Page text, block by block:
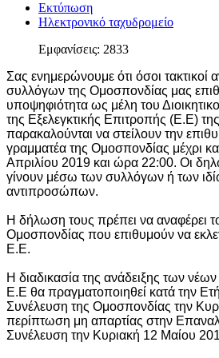
Εκτύπωση
Ηλεκτρονικό ταχυδρομείο
Εμφανίσεις: 2833
Σας ενημερώνουμε ότι όσοι
συλλόγων της Ομοσπονδίας μας
υποψηφιότητα ως μέλη του
της Εξελεγκτικής Επιτροπής (Ε.Ε)
παρακαλούνται να στείλουν την
γραμματέα της Ομοσπονδίας μέχρι
Απριλίου 2019 και ώρα 22:00. Οι
γίνουν μέσω των συλλόγων ή των
αντιπροσώπων.
Η δήλωση τους πρέπει να αναφέρει
Ομοσπονδίας που επιθυμούν να
Ε.Ε.
Η διαδικασία της ανάδειξης των
Ε.Ε θα πραγματοποιηθεί κατά την
Συνέλευση της Ομοσπονδίας την
περίπτωση μη απαρτίας στην
Συνέλευση την Κυριακή 12 Μαίου